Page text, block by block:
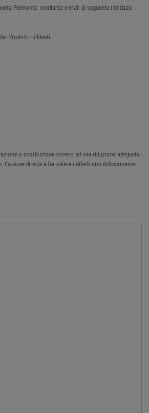
Piemonte mediante e-mail al seguente indirizzo
Prodotti richiesti.
o sostituzione ovvero ad una riduzione adeguata
diretta a far valere i difetti non dolosamente